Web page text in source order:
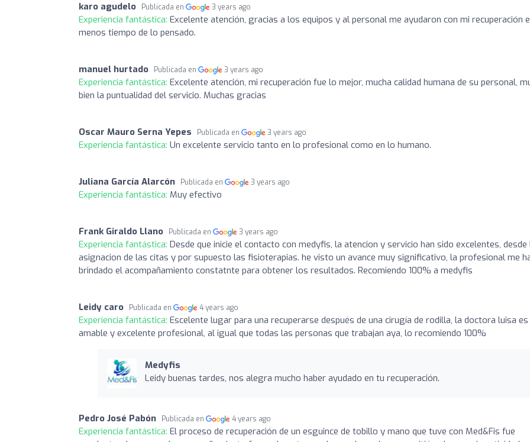
karo agudelo Publicada en 3 years ago
Experiencia fantástica: Excelente atención, gracias a los equipos y al personal me ayudaron con mi recuperación
menos tiempo de lo pensado.
manuel hurtado Publicada en 3 years ago
Experiencia fantástica: Excelente atención, mi recuperación fue lo mejor, mucha calidad humana de su personal,
bien la puntualidad del servicio. Muchas gracias
Oscar Mauro Serna Yepes Publicada en 3 years ago
Experiencia fantástica: Un excelente servicio tanto en lo profesional como en lo humano.
Juliana García Alarcón Publicada en 3 years ago
Experiencia fantástica: Muy efectivo
Frank Giraldo Llano Publicada en 3 years ago
Experiencia fantástica: Desde que inicie el contacto con medyfis, la atencion y servicio han sido excelentes, desde
asignacion de las citas y por supuesto las fisioterapias. he visto un avance muy significativo, la profesional me
brindado el acompañamiento constatnte para obtener los resultados. Recomiendo 100% a medyfis
Leidy caro Publicada en 4 years ago
Experiencia fantástica: Escelente lugar para una recuperarse después de una cirugía de rodilla, la doctora luisa
amable y excelente profesional, al igual que todas las personas que trabajan aya, lo recomiendo 100%
Medyfis
Leidy buenas tardes, nos alegra mucho haber ayudado en tu recuperación.
Pedro José Pabón Publicada en 4 years ago
Experiencia fantástica: El proceso de recuperación de un esguince de tobillo y mano que tuve con Med&Fis fue